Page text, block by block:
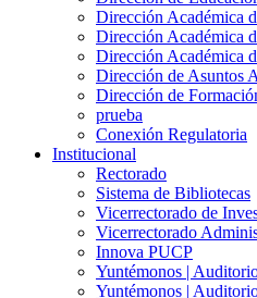
Dirección Académica
Dirección Académica
Dirección Académica
Dirección de Asuntos
Dirección de
prueba
Conexión Regulatoria
Institucional
Rectorado
Sistema de Bibliotecas
Vicerrectorado de
Vicerrectorado
Innova PUCP
Yuntémonos |
Yuntémonos |